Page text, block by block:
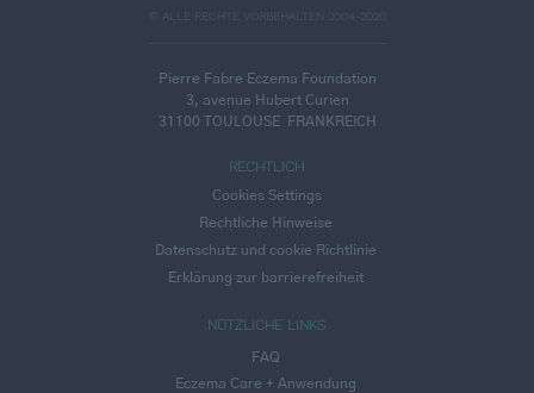
© ALLE RECHTE VORBEHALTEN 2004-2020
Pierre Fabre Eczema Foundation
3, avenue Hubert Curien
31100 TOULOUSE
FRANKREICH
NÜTZLICHE LINKS
FAQ
Eczema Care + Anwendung
RECHTLICH
Cookies Settings
Rechtliche Hinweise
Datenschutz und cookie Richtlinie
Erklärung zur barrierefreiheit